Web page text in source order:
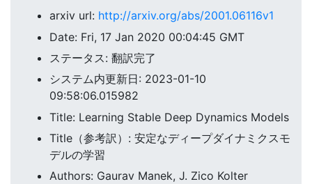
arxiv url: http://arxiv.org/abs/2001.06116v1
Date: Fri, 17 Jan 2020 00:04:45 GMT
ステータス: 翻訳完了
システム内更新日: 2023-01-10
09:58:06.015982
Title: Learning Stable Deep Dynamics Models
Title（参考訳）: 安定なディープダイナミクスモ
デルの学習
Authors: Gaurav Manek, J. Zico Kolter